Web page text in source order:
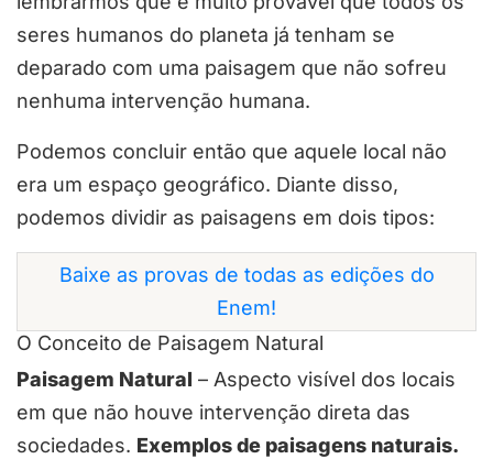
seres humanos do planeta já tenham se
deparado com uma paisagem que não sofreu
nenhuma intervenção humana.
Podemos concluir então que aquele local não
era um espaço geográfico. Diante disso,
podemos dividir as paisagens em dois tipos:
Baixe as provas de todas as edições do
Enem!
O Conceito de Paisagem Natural
Paisagem Natural – Aspecto visível dos locais
em que não houve intervenção direta das
sociedades. Exemplos de paisagens naturais.